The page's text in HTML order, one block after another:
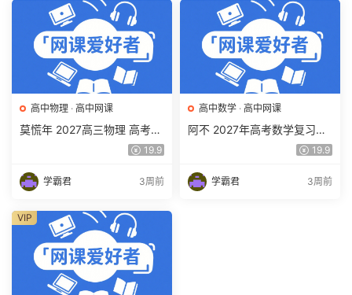
高中物理 · 高中网课
莫慌年 2027高三物理 高考物
19.9
学霸君 3周前
高中数学 · 高中网课
阿不 2027年高考数学复习网
课教程 高三数学 一轮复习视
19.9
学霸君 3周前
VIP